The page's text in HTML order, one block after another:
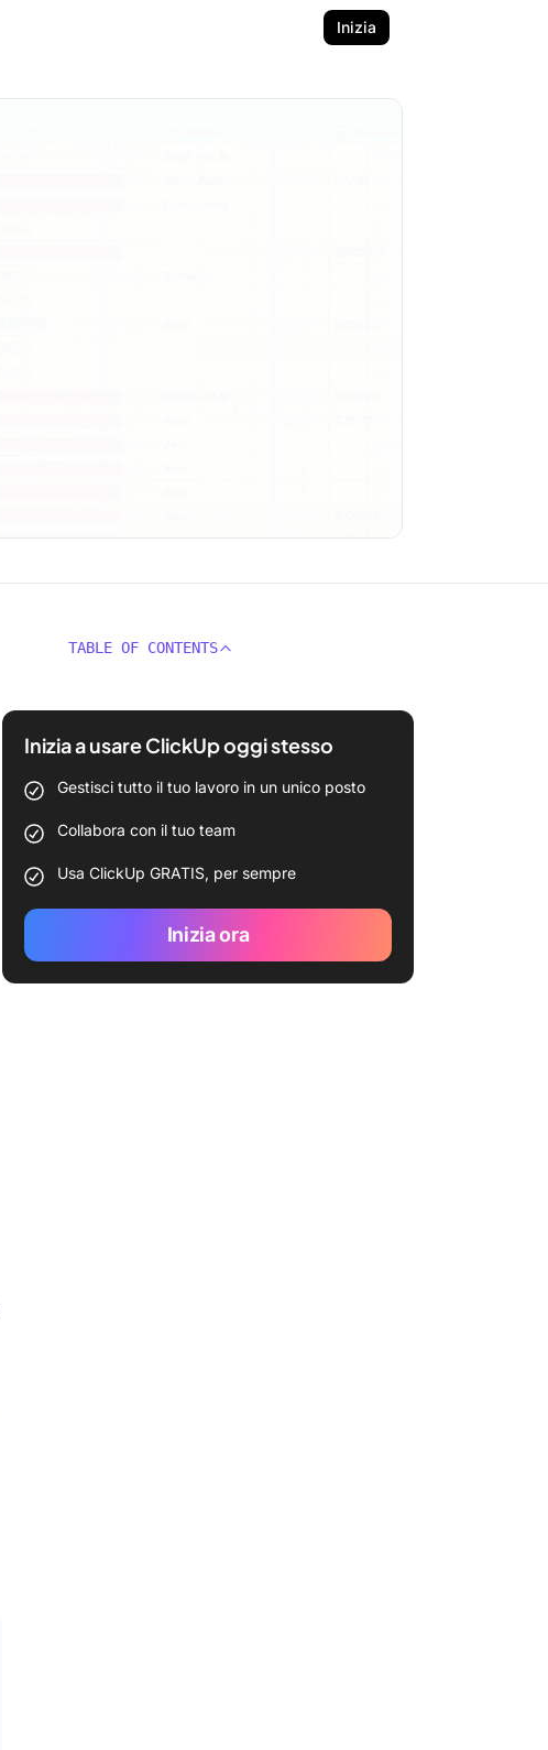
Inizia
TABLE OF CONTENTS
Inizia a usare ClickUp oggi stesso
Gestisci tutto il tuo lavoro in un unico posto
Collabora con il tuo team
Usa ClickUp GRATIS, per sempre
Inizia ora